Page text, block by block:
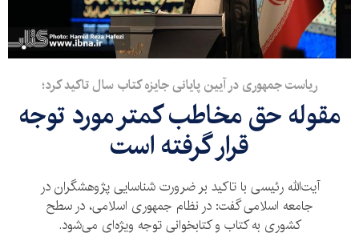
ریاست جمهوری در آیین پایانی جایزه کتاب سال تاکید کرد؛
مقوله حق مخاطب کمتر مورد توجه
قرار گرفته است
آیت‌الله رئیسی با تاکید بر ضرورت شناسایی پژوهشگران در
جامعه اسلامی گفت: در نظام جمهوری اسلامی، در سطح
کشوری به کتاب و کتابخوانی توجه ویژه‌ای می‌شود.